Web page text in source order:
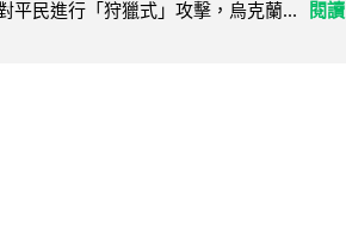
平民進行「狩獵式」攻擊，烏克蘭...
閱讀